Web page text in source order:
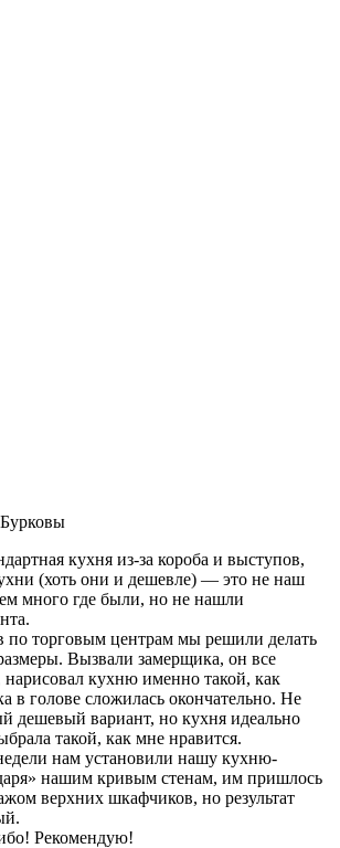
кухня из-за короба и выступов,
(хоть они и дешевле) — это не наш
много где были, но не нашли
по торговым центрам мы решили делать
Вызвали замерщика, он все
нарисовал кухню именно такой, как
в голове сложилась окончательно. Не
дешевый вариант, но кухня идеально
такой, как мне нравится.
нам установили нашу кухню-
нашим кривым стенам, им пришлось
верхних шкафчиков, но результат
Рекомендую!